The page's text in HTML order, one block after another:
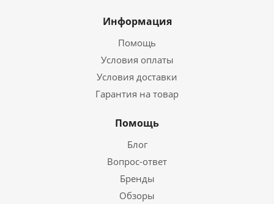
Информация
Помощь
Условия оплаты
Условия доставки
Гарантия на товар
Помощь
Блог
Вопрос-ответ
Бренды
Обзоры